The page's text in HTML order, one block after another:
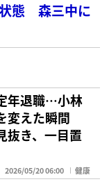
態 森三中に
年退職…小林
変えた瞬間
抜き、一目置
2026/05/20 06:00 健康